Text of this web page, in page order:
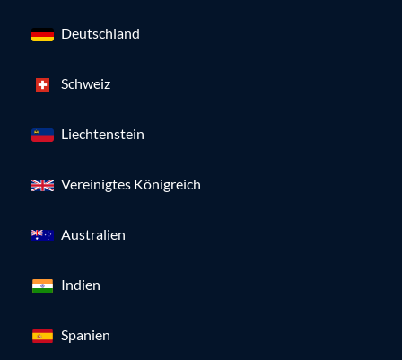
Deutschland
Schweiz
Liechtenstein
Vereinigtes Königreich
Australien
Indien
Spanien